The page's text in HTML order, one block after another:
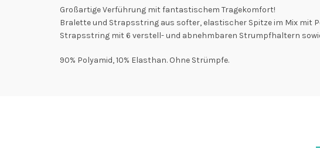
Großartige Verführung mit fantastischem Tragekomfort!
Bralette und Strapsstring aus softer, elastischer Spitze im Mix mit
Strapsstring mit 6 verstell- und abnehmbaren Strumpfhaltern
90% Polyamid, 10% Elasthan. Ohne Strümpfe.